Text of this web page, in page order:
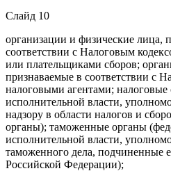
Слайд 10
организации и физические лица,
соответствии с Налоговым
или плательщиками сборов;
признаваемые в соответствии с
налоговыми агентами;
исполнительной власти,
надзору в области налогов и
органы); таможенные органы
исполнительной власти,
таможенного дела, подчиненные
Российской Федерации);